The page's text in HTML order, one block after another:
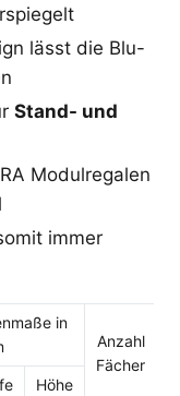
lässt die Blu-
Stand- und
Modulregalen
immer
in
Anzahl
Fächer
Höhe